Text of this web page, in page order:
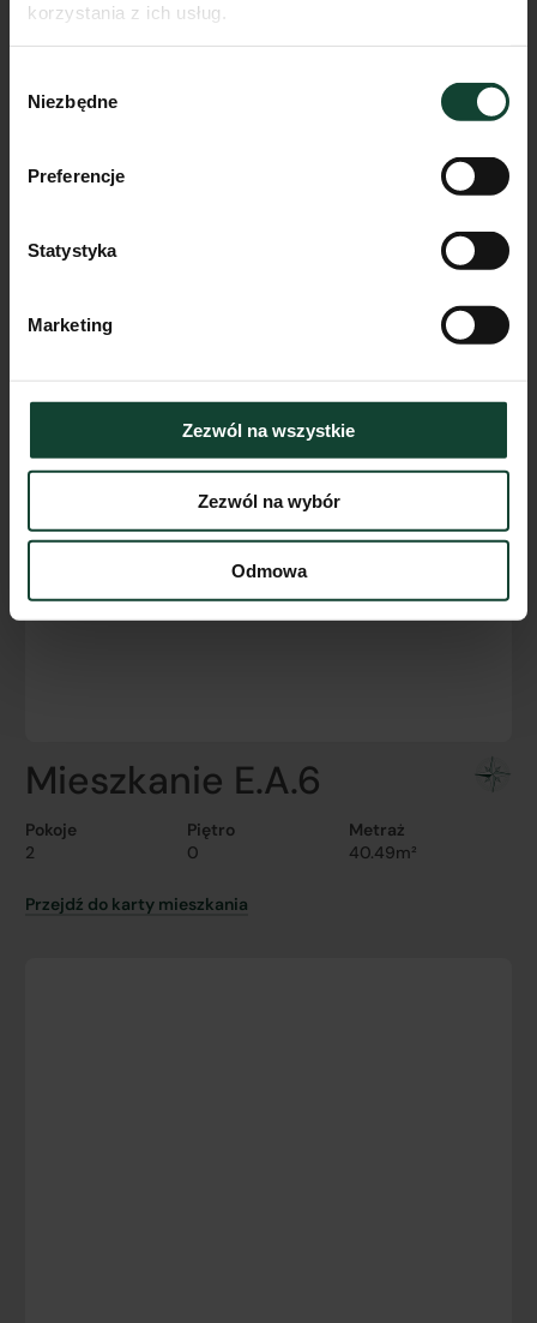
korzystania z ich usług.
zgody
Niezbędne
Preferencje
Statystyka
Marketing
Zezwól na wszystkie
Zezwól na wybór
Odmowa
Mieszkanie E.A.5
Pokoje
Przejdź do karty mieszkania
Mieszkanie E.A.6
Pokoje
2
Piętro
0
Metraż
40.49m²
Przejdź do karty mieszkania